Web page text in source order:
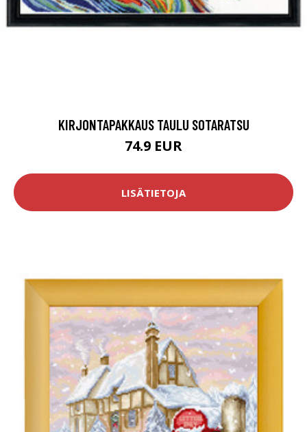
KIRJONTAPAKKAUS TAULU SOTARATSU
74.9 EUR
LISÄTIETOJA